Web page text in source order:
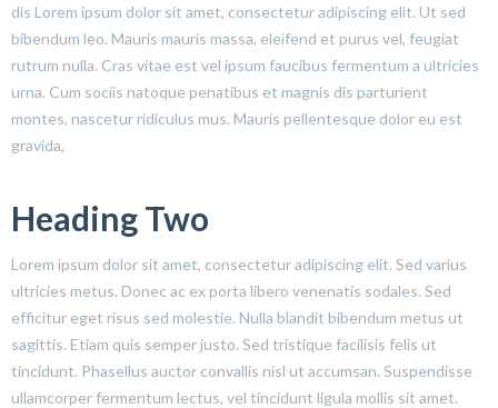
dis Lorem ipsum dolor sit amet, consectetur adipiscing elit. Ut sed
bibendum leo. Mauris mauris massa, eleifend et purus vel, feugiat
rutrum nulla. Cras vitae est vel ipsum faucibus fermentum a ultricies
urna. Cum sociis natoque penatibus et magnis dis parturient
montes, nascetur ridiculus mus. Mauris pellentesque dolor eu est
gravida,
Heading Two
Lorem ipsum dolor sit amet, consectetur adipiscing elit. Sed varius
ultricies metus. Donec ac ex porta libero venenatis sodales. Sed
efficitur eget risus sed molestie. Nulla blandit bibendum metus ut
sagittis. Etiam quis semper justo. Sed tristique facilisis felis ut
tincidunt. Phasellus auctor convallis nisl ut accumsan. Suspendisse
ullamcorper fermentum lectus, vel tincidunt ligula mollis sit amet.